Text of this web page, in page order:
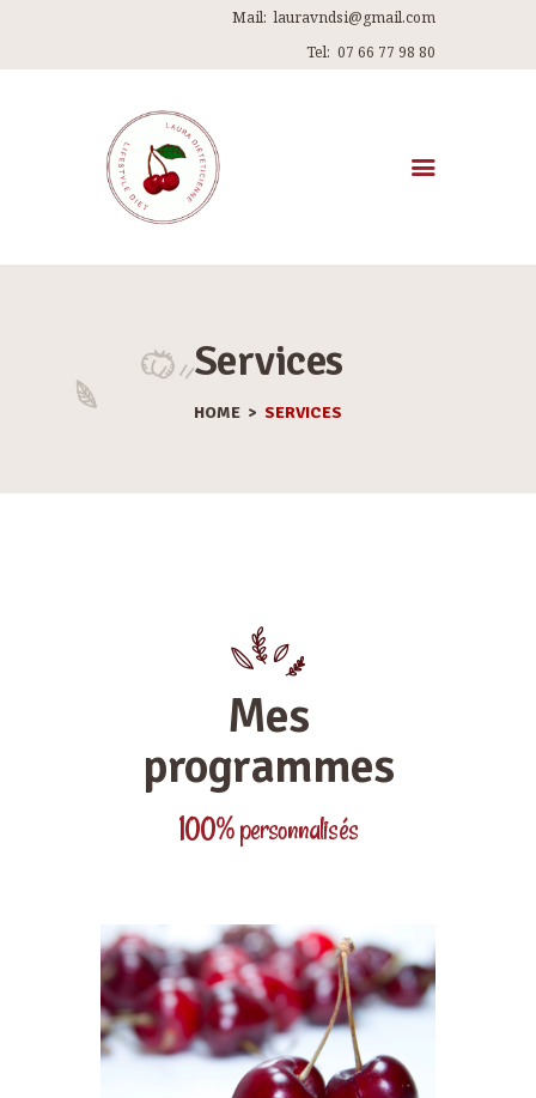
Mail: lauravndsi@gmail.com
Tel: 07 66 77 98 80
Services
HOME SERVICES
RECETTES
ARTICLES
100% personnalisés
Mes
programmes